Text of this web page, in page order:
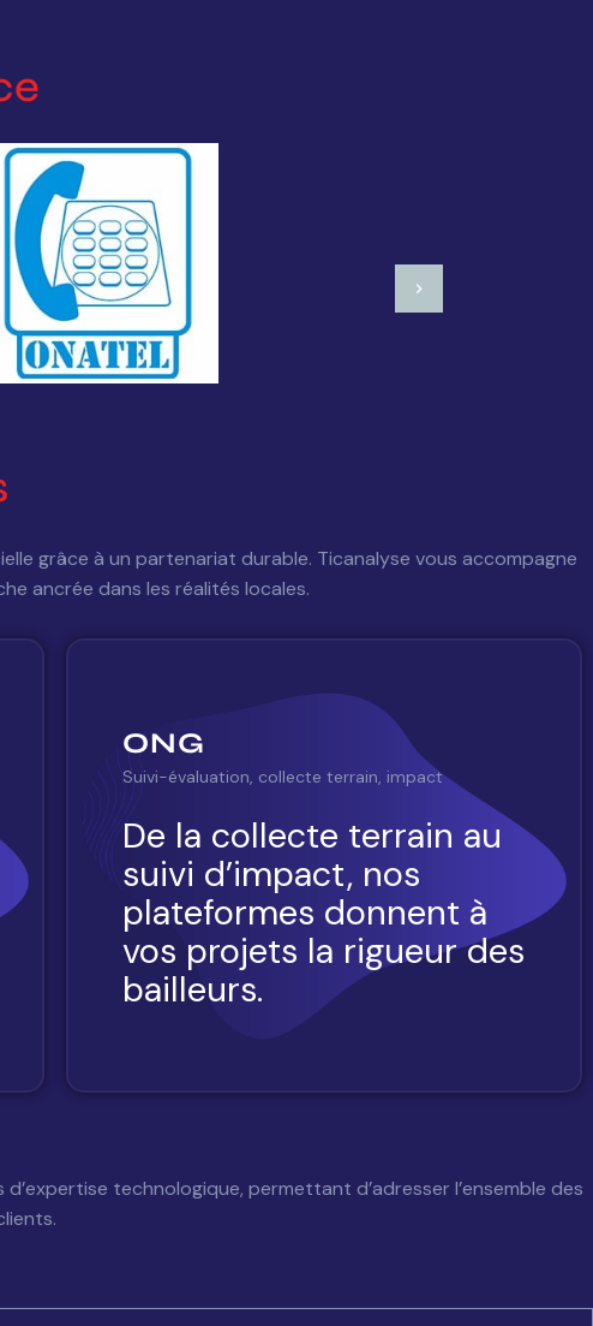
grâce à un partenariat durable. Ticanalyse vous accompagne
ancrée dans les réalités locales.
ONG
Suivi-évaluation, collecte terrain, impact
De la collecte terrain au
suivi d’impact, nos
plateformes donnent à
vos projets la rigueur des
bailleurs.
technologique, permettant d’adresser l’ensemble des